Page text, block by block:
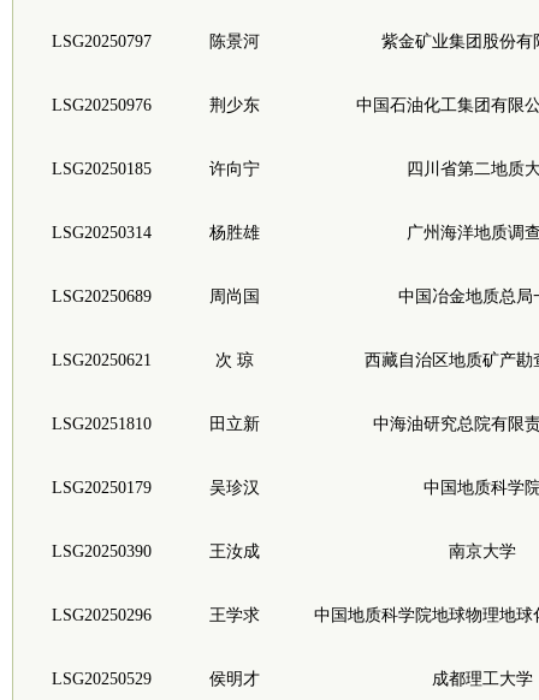
LSG20250797 陈景河 紫金矿业集团股份有
LSG20250976 荆少东 中国石油化工集团有限
LSG20250185 许向宁 四川省第二地质
LSG20250314 杨胜雄 广州海洋地质调
LSG20250689 周尚国 中国冶金地质总局
LSG20250621 次 琼 西藏自治区地质矿产勘
LSG20251810 田立新 中海油研究总院有限
LSG20250179 吴珍汉 中国地质科学
LSG20250390 王汝成 南京大学
LSG20250296 王学求 中国地质科学院地球物理地球
LSG20250529 侯明才 成都理工大学